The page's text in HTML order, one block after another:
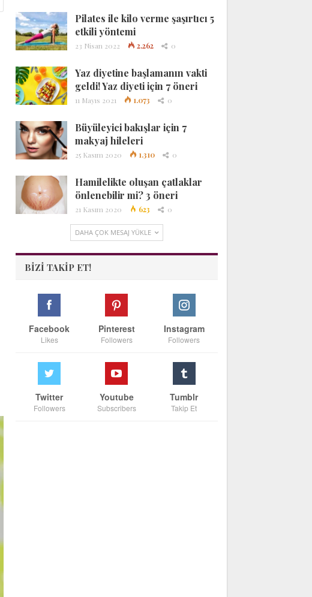
Pilates ile kilo verme şaşırtıcı 5
etkili yöntemi
23 Nisan 2022 2.262 0
Yaz diyetine başlamanın vakti
geldi! Yaz diyeti için 7 öneri
11 Mayıs 2021 1.073 0
Büyüleyici bakışlar için 7
makyaj hileleri
25 Kasım 2020 1.310 0
Hamilelikte oluşan çatlaklar
önlenebilir mi? 3 öneri
21 Kasım 2020 623 0
DAHA ÇOK MESAJ YÜKLE
BIZI TAKIP ET!
Facebook
Likes
Pinterest
Followers
Instagram
Followers
Twitter
Followers
Youtube
Subscribers
Tumblr
Takip Et